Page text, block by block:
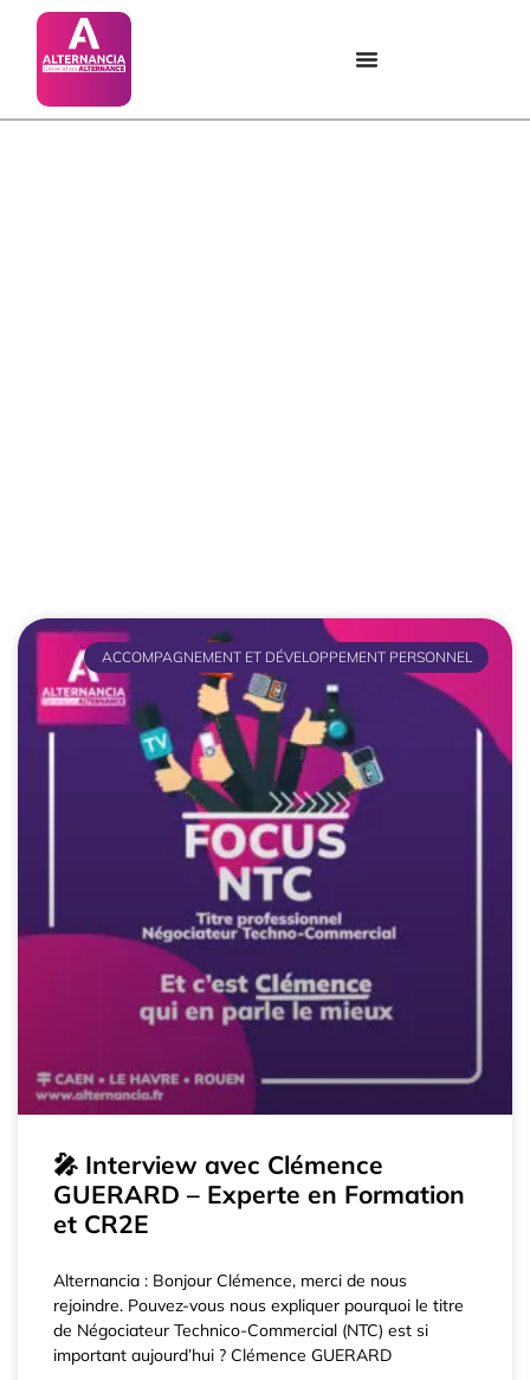
ACCOMPAGNEMENT ET DÉVELOPPEMENT PERSONNEL
🎤 Interview avec Clémence
GUERARD – Experte en Formation
et CR2E
Alternancia : Bonjour Clémence, merci de nous
rejoindre. Pouvez-vous nous expliquer pourquoi le titre
de Négociateur Technico-Commercial (NTC) est si
important aujourd’hui ? Clémence GUERARD